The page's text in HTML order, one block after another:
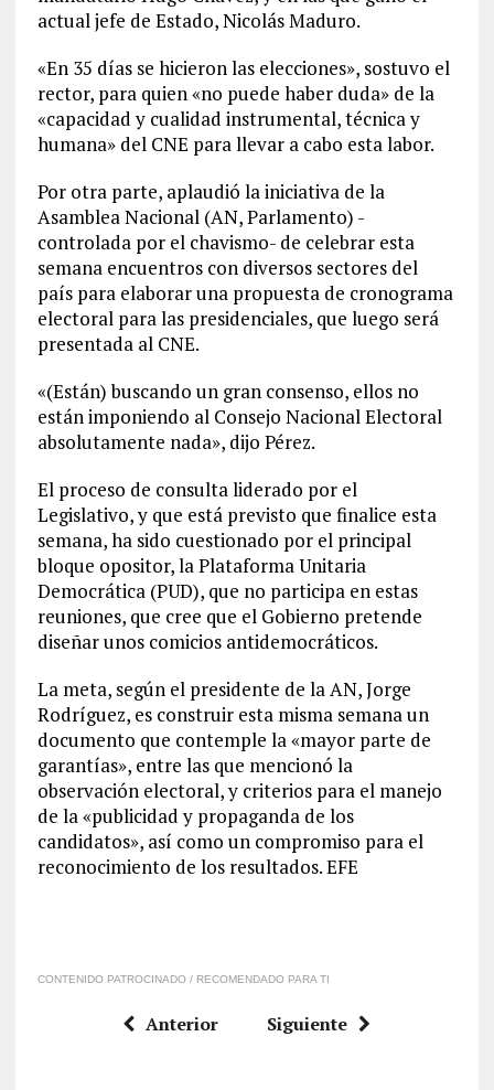
actual jefe de Estado, Nicolás Maduro.
«En 35 días se hicieron las elecciones», sostuvo el
rector, para quien «no puede haber duda» de la
«capacidad y cualidad instrumental, técnica y
humana» del CNE para llevar a cabo esta labor.
Por otra parte, aplaudió la iniciativa de la
Asamblea Nacional (AN, Parlamento) -
controlada por el chavismo- de celebrar esta
semana encuentros con diversos sectores del
país para elaborar una propuesta de cronograma
electoral para las presidenciales, que luego será
presentada al CNE.
«(Están) buscando un gran consenso, ellos no
están imponiendo al Consejo Nacional Electoral
absolutamente nada», dijo Pérez.
El proceso de consulta liderado por el
Legislativo, y que está previsto que finalice esta
semana, ha sido cuestionado por el principal
bloque opositor, la Plataforma Unitaria
Democrática (PUD), que no participa en estas
reuniones, que cree que el Gobierno pretende
diseñar unos comicios antidemocráticos.
La meta, según el presidente de la AN, Jorge
Rodríguez, es construir esta misma semana un
documento que contemple la «mayor parte de
garantías», entre las que mencionó la
observación electoral, y criterios para el manejo
de la «publicidad y propaganda de los
candidatos», así como un compromiso para el
reconocimiento de los resultados. EFE
CONTENIDO PATROCINADO / RECOMENDADO PARA TI
Anterior Siguiente